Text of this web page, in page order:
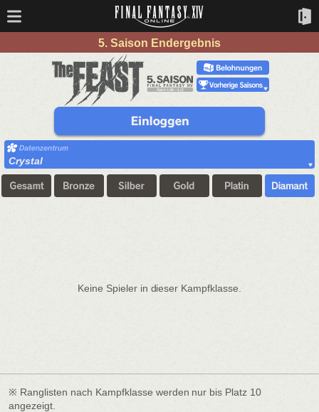
5. Saison Endergebnis
Crystal
Keine Spieler in dieser Kampfklasse.
※ Ranglisten nach Kampfklasse werden nur bis Platz 10
angezeigt.